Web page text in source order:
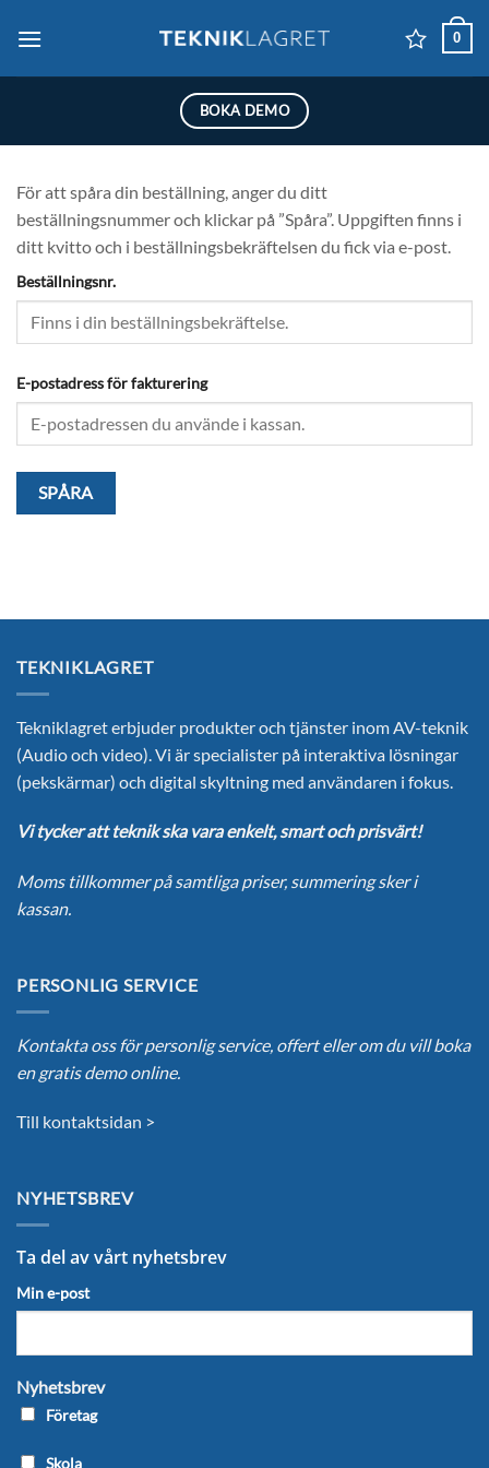
0
BOKA DEMO
För att spåra din beställning, anger du ditt
beställningsnummer och klickar på ”Spåra”. Uppgiften finns i
ditt kvitto och i beställningsbekräftelsen du fick via e-post.
Beställningsnr.
E-postadress för fakturering
SPÅRA
TEKNIKLAGRET
Tekniklagret erbjuder produkter och tjänster inom AV-teknik
(Audio och video). Vi är specialister på interaktiva lösningar
(pekskärmar) och digital skyltning med användaren i fokus.
Vi tycker att teknik ska vara enkelt, smart och prisvärt!
Moms tillkommer på samtliga priser, summering sker i
kassan.
PERSONLIG SERVICE
Kontakta oss för personlig service, offert eller om du vill boka
en gratis demo online.
Till kontaktsidan >
NYHETSBREV
Ta del av vårt nyhetsbrev
Min e-post
Nyhetsbrev
Företag
Skola